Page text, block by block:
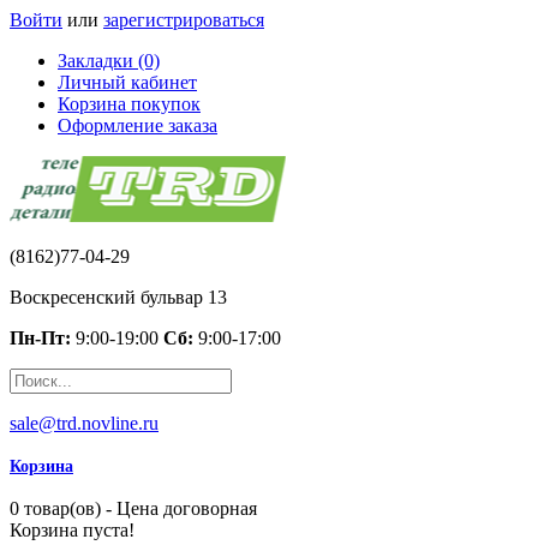
Войти или зарегистрироваться
Закладки (0)
Личный кабинет
Корзина покупок
Оформление заказа
(8162)77-04-29
Воскресенский бульвар 13
Пн-Пт: 9:00-19:00 Сб: 9:00-17:00
sale@trd.novline.ru
Корзина
0 товар(ов) - Цена договорная
Корзина пуста!